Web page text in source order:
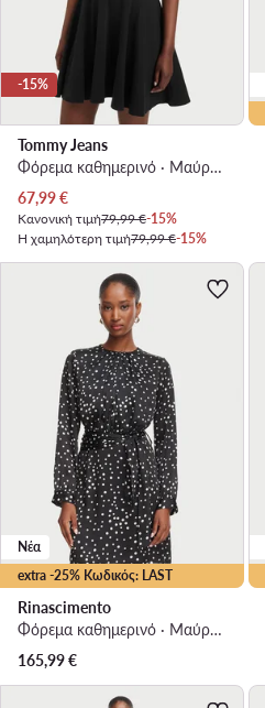
-15%
Tommy Jeans
Φόρεμα καθημερινό · Μαύρο · Mini
Τρέχουσα τιμή
67,99€
Κανονική τιμή79,99 €-15%
Η χαμηλότερη τιμή79,99 €-15%
extra -25% Κωδικός: LAST
Νέα
Rinascimento
Φόρεμα καθημερινό · Μαύρο · Mini
165,99€